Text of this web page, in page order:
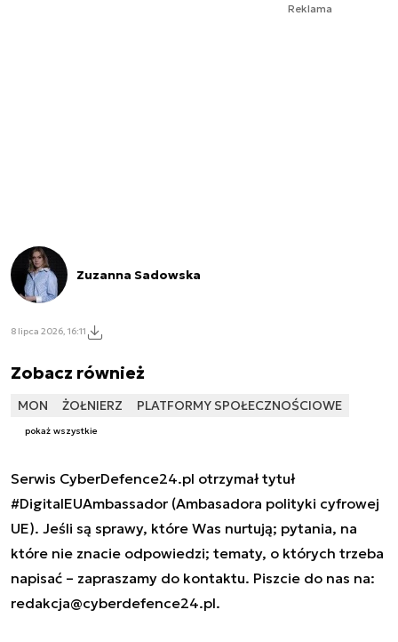
Reklama
Zuzanna Sadowska
8 lipca 2026, 16:11
Zobacz również
MON ŻOŁNIERZ PLATFORMY SPOŁECZNOŚCIOWE
pokaż wszystkie
Serwis CyberDefence24.pl otrzymał tytuł
#DigitalEUAmbassador (Ambasadora polityki cyfrowej
UE). Jeśli są sprawy, które Was nurtują; pytania, na
które nie znacie odpowiedzi; tematy, o których trzeba
napisać – zapraszamy do kontaktu. Piszcie do nas na:
redakcja@cyberdefence24.pl.